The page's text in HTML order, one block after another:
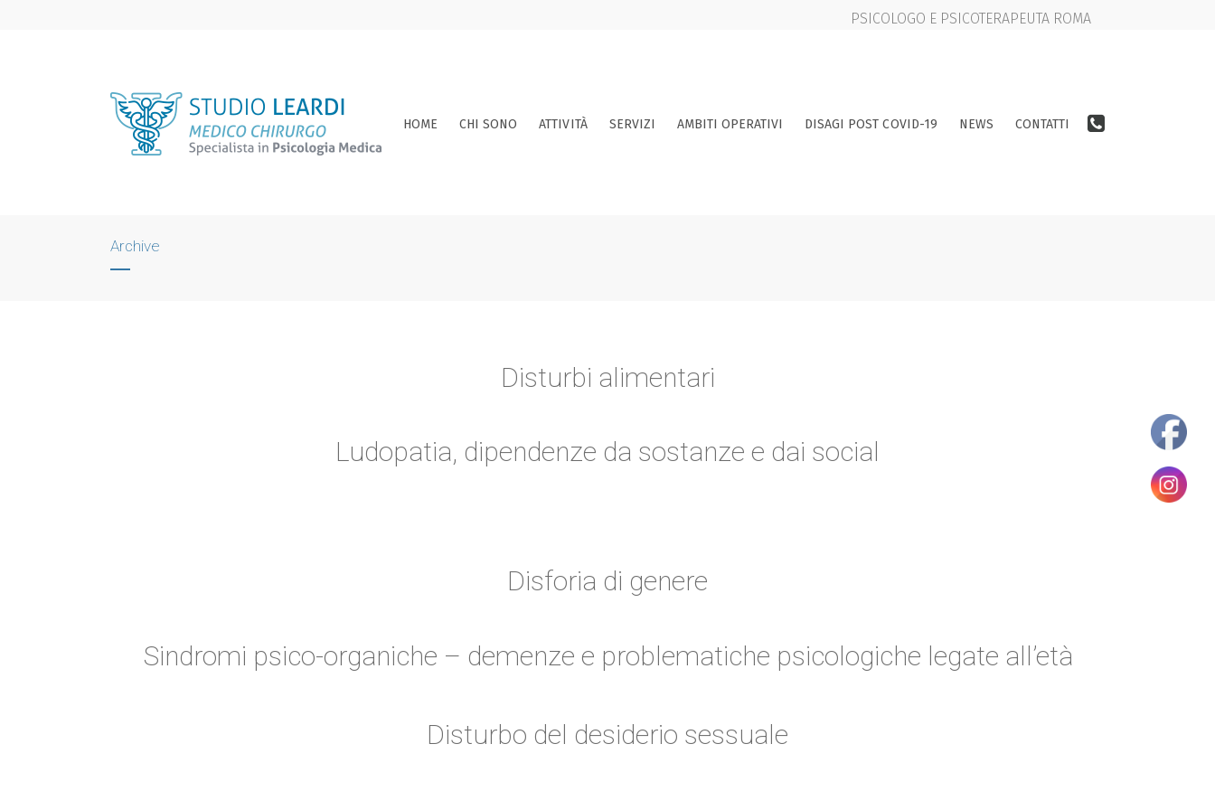
PSICOLOGO E PSICOTERAPEUTA ROMA
HOME CHI SONO ATTIVITÀ SERVIZI AMBITI OPERATIVI DISAGI POST COVID-19 NEWS CONTATTI
Archive
Disturbi alimentari
Ludopatia, dipendenze da sostanze e dai social
Disforia di genere
Sindromi psico-organiche – demenze e problematiche psicologiche legate all’età
Disturbo del desiderio sessuale